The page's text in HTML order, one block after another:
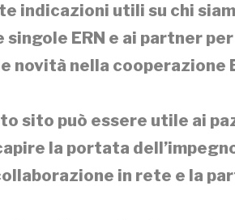
indicazioni utili su chi
ERN e ai partner
novità nella cooperazione
sito può essere utile ai
la portata
in rete e la